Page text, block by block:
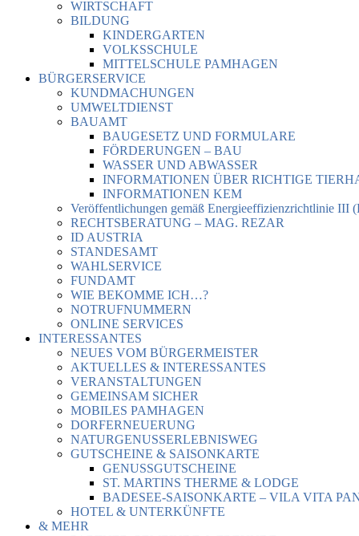
WIRTSCHAFT
BILDUNG
KINDERGARTEN
VOLKSSCHULE
MITTELSCHULE PAMHAGEN
BÜRGERSERVICE
KUNDMACHUNGEN
UMWELTDIENST
BAUAMT
BAUGESETZ UND FORMULARE
FÖRDERUNGEN – BAU
WASSER UND ABWASSER
INFORMATIONEN ÜBER RICHTIGE
INFORMATIONEN KEM
Veröffentlichungen gemäß Energieeffizienzrichtlinie III
RECHTSBERATUNG – MAG. REZAR
ID AUSTRIA
STANDESAMT
WAHLSERVICE
FUNDAMT
WIE BEKOMME ICH…?
NOTRUFNUMMERN
ONLINE SERVICES
INTERESSANTES
NEUES VOM BÜRGERMEISTER
AKTUELLES & INTERESSANTES
VERANSTALTUNGEN
GEMEINSAM SICHER
MOBILES PAMHAGEN
DORFERNEUERUNG
NATURGENUSSERLEBNISWEG
GUTSCHEINE & SAISONKARTE
GENUSSGUTSCHEINE
ST. MARTINS THERME & LODGE
BADESEE-SAISONKARTE – VILA VITA
HOTEL & UNTERKÜNFTE
& MEHR